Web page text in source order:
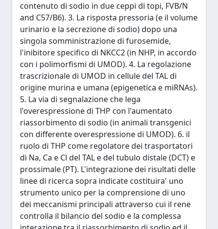
contenuto di sodio in due ceppi di topi, FVB/N
and C57/B6). 3. La risposta pressoria (e il volume
urinario e la secrezione di sodio) dopo una
singola somministrazione di furosemide,
l'inibitore specifico di NKCC2 (in NHP, in accordo
con i polimorfismi di UMOD). 4. La regolazione
trascrizionale di UMOD in cellule del TAL di
origine murina e umana (epigenetica e miRNAs).
5. La via di segnalazione che lega
l'overespressione di THP con l'aumentato
riassorbimento di sodio (in animali transgenici
con differente overespressione di UMOD). 6. il
ruolo di THP come regolatore dei trasportatori
di Na, Ca e Cl del TAL e del tubulo distale (DCT) e
prossimale (PT). L'integrazione dei risultati delle
linee di ricerca sopra indicate costituira' uno
strumento unico per la comprensione di uno
dei meccanismi principali attraverso cui il rene
controlla il bilancio del sodio e la complessa